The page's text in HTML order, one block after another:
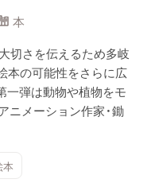
本
切さを伝えるため多岐
本の可能性をさらに広
一弾は動物や植物をモ
ニメーション作家・鋤
本